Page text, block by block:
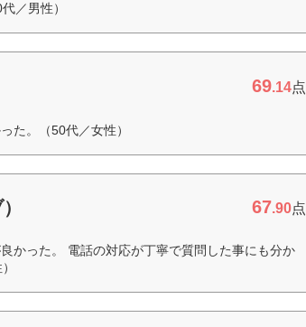
／男性）
69.14点
た。（50代／女性）
67.90点
かった。 電話の対応が丁寧で質問した事にも分か